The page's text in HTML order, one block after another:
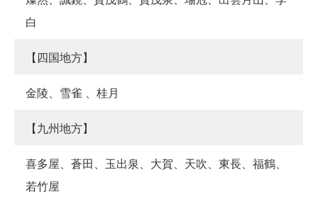
白
【四国地方】
金陵、雪雀 、桂月
【九州地方】
喜多屋、蒼田、玉出泉、大賀、天吹、東長、福鶴、
若竹屋